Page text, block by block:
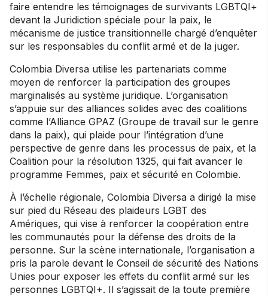
faire entendre les témoignages de survivants LGBTQI+
devant la Juridiction spéciale pour la paix, le
mécanisme de justice transitionnelle chargé d’enquêter
sur les responsables du conflit armé et de la juger.
Colombia Diversa utilise les partenariats comme
moyen de renforcer la participation des groupes
marginalisés au système juridique. L’organisation
s’appuie sur des alliances solides avec des coalitions
comme l’Alliance GPAZ (Groupe de travail sur le genre
dans la paix), qui plaide pour l’intégration d’une
perspective de genre dans les processus de paix, et la
Coalition pour la résolution 1325, qui fait avancer le
programme Femmes, paix et sécurité en Colombie.
À l’échelle régionale, Colombia Diversa a dirigé la mise
sur pied du Réseau des plaideurs LGBT des
Amériques, qui vise à renforcer la coopération entre
les communautés pour la défense des droits de la
personne. Sur la scène internationale, l’organisation a
pris la parole devant le Conseil de sécurité des Nations
Unies pour exposer les effets du conflit armé sur les
personnes LGBTQI+. Il s’agissait de la toute première